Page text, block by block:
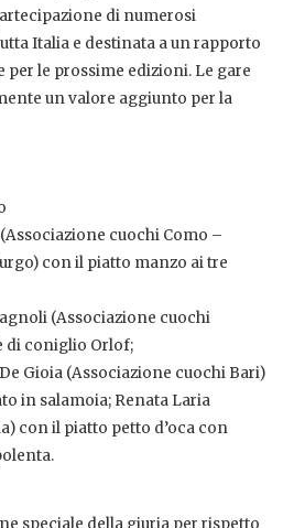
di numerosi
Italia e destinata a un rapporto
per le prossime edizioni. Le gare
un valore aggiunto per la
cuochi Como –
con il piatto manzo ai tre
(Associazione cuochi
di coniglio Orlof;
Gioia (Associazione cuochi Bari)
in salamoia; Renata Laria
con il piatto petto d’oca con
speciale della giuria per rispetto